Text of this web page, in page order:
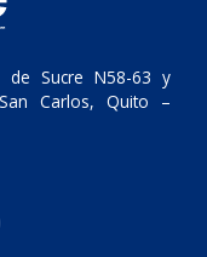
de Sucre N58-63 y
Carlos, Quito –